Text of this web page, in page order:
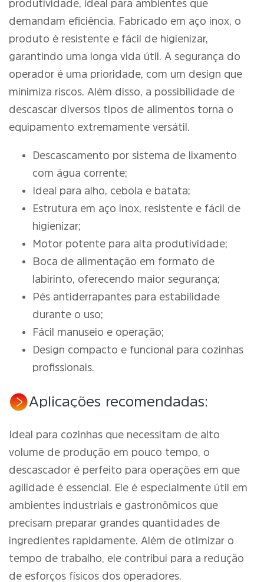
produtividade, ideal para ambientes que
demandam eficiência. Fabricado em aço inox, o
produto é resistente e fácil de higienizar,
garantindo uma longa vida útil. A segurança do
operador é uma prioridade, com um design que
minimiza riscos. Além disso, a possibilidade de
descascar diversos tipos de alimentos torna o
equipamento extremamente versátil.
Descascamento por sistema de lixamento
com água corrente;
Ideal para alho, cebola e batata;
Estrutura em aço inox, resistente e fácil de
higienizar;
Motor potente para alta produtividade;
Boca de alimentação em formato de
labirinto, oferecendo maior segurança;
Pés antiderrapantes para estabilidade
durante o uso;
Fácil manuseio e operação;
Design compacto e funcional para cozinhas
profissionais.
Aplicações recomendadas:
Ideal para cozinhas que necessitam de alto
volume de produção em pouco tempo, o
descascador é perfeito para operações em que
agilidade é essencial. Ele é especialmente útil em
ambientes industriais e gastronômicos que
precisam preparar grandes quantidades de
ingredientes rapidamente. Além de otimizar o
tempo de trabalho, ele contribui para a redução
de esforços físicos dos operadores.